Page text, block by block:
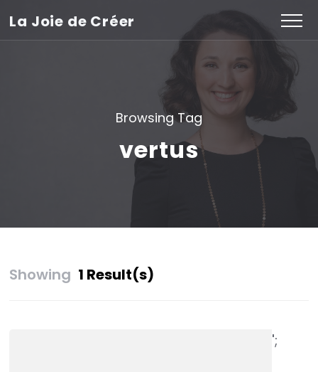
La Joie de Créer
Browsing Tag
vertus
Showing 1 Result(s)
';